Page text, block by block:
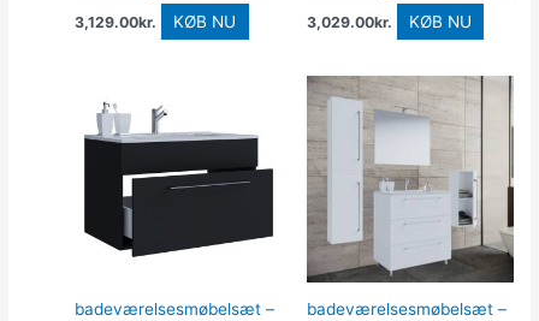
3,129.00kr. KØB NU 3,029.00kr. KØB NU
badeværelsesmøbelsæt –
badeværelsesmøbelsæt –